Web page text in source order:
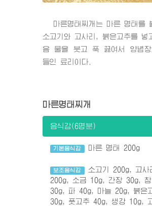
마른명태찌개는 마른 명태를
소고기와 고사리, 붉은고추를 넣
음 물을 붓고 푹 끓여서 양념장
들인 료리이다.
마른명태찌개
음식감(6명분)
기본음식감 마른 명태 200g
보조음식감
소고기 200g, 고사
200g, 소금 10g, 간장 30g, 참
30g, 파 40g, 마늘 20g, 붉은
30g, 풋고추 40g, 생강 10g,